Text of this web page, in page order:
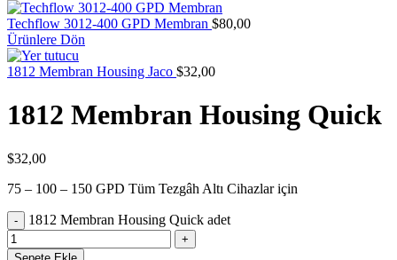
Techflow 3012-400 GPD Membran $80,00
Ürünlere Dön
1812 Membran Housing Jaco $32,00
1812 Membran Housing Quick
$32,00
75 – 100 – 150 GPD Tüm Tezgâh Altı Cihazlar için
1812 Membran Housing Quick adet